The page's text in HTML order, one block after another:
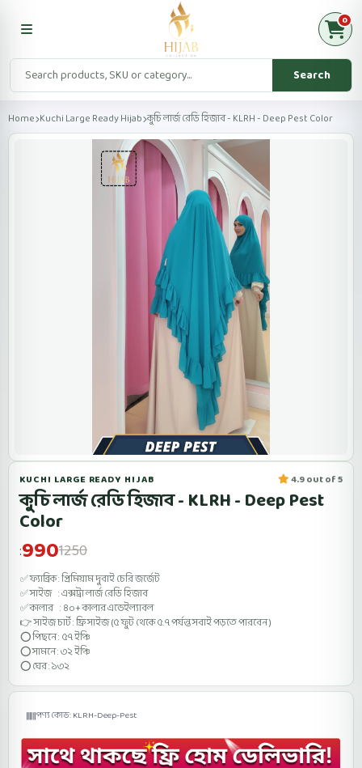
Search
0
Home Kuchi Large Ready Hijab কুচি লার্জ রেডি হিজাব - KLRH - Deep Pest Color
KUCHI LARGE READY HIJAB 4.9 out of 5
কুচি লার্জ রেডি হিজাব - KLRH - Deep Pest
Color
:9901250
✅ ফ্যাব্রিক : প্রিমিয়াম দুবাই চেরি জর্জেট
✅ সাইজ : এক্সট্রা লার্জ রেডি হিজাব
✅ কালার : ৪০+ কালার এভেইল্যাবল
👉 সাইজ চার্ট : ফ্রি সাইজ (৫ ফুট থেকে ৫.৭ পর্যন্ত সবাই পড়তে পারবেন )
⭕ পিছনে : ৫৭ ইঞ্চি
⭕সামনে : ৩২ ইঞ্চি
⭕ঘের : ১৩২
পণ্য কোড: KLRH-Deep-Pest